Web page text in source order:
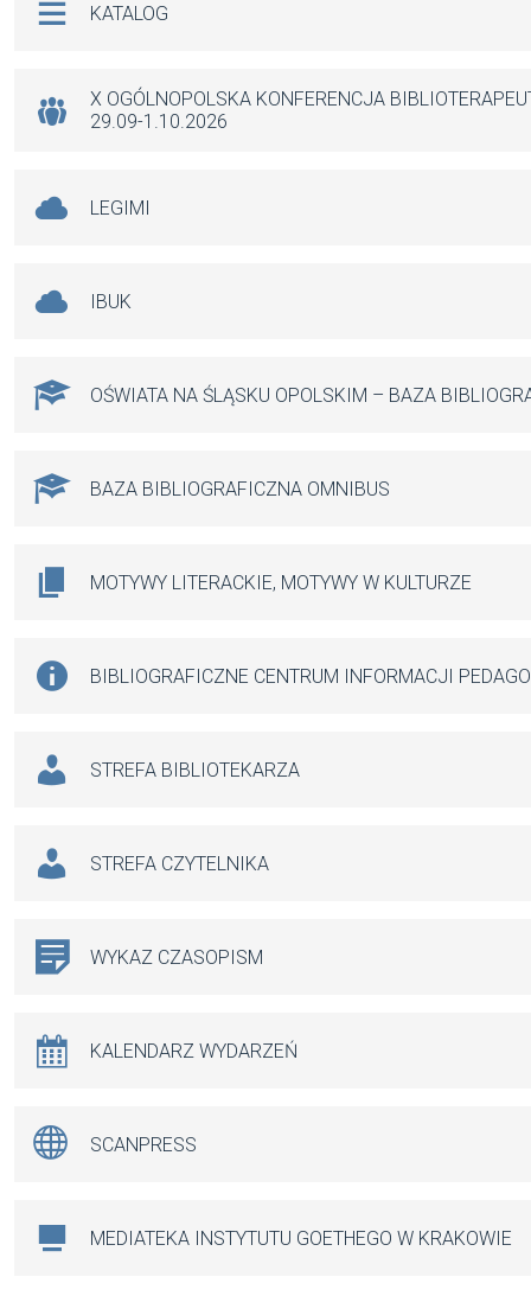
o
k
p
KATALOG
X OGÓLNOPOLSKA KONFERENCJA
29.09-1.10.2026
LEGIMI
IBUK
OŚWIATA NA ŚLĄSKU OPOLSKIM – BAZA
BAZA BIBLIOGRAFICZNA OMNIBUS
MOTYWY LITERACKIE, MOTYWY W KULTURZE
BIBLIOGRAFICZNE CENTRUM INFORMACJI
STREFA BIBLIOTEKARZA
STREFA CZYTELNIKA
WYKAZ CZASOPISM
KALENDARZ WYDARZEŃ
SCANPRESS
MEDIATEKA INSTYTUTU GOETHEGO W KRAKOWIE